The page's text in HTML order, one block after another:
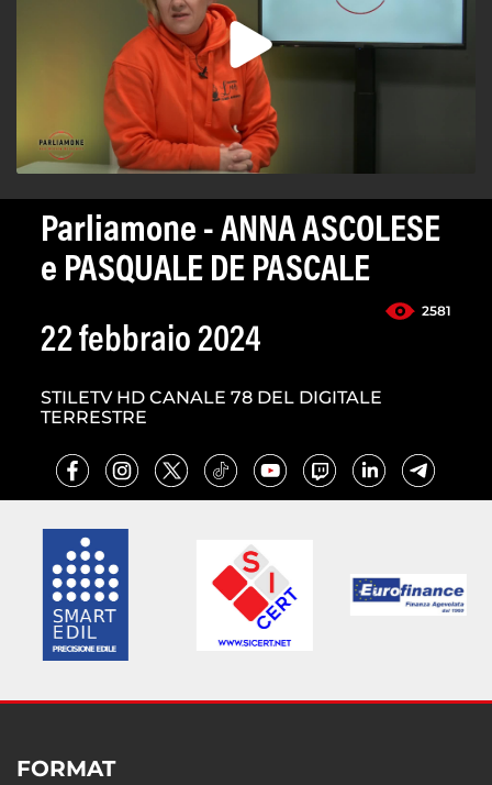
Parliamone - ANNA ASCOLESE
e PASQUALE DE PASCALE
2581
22 febbraio 2024
STILETV HD CANALE 78 DEL DIGITALE
TERRESTRE
FORMAT